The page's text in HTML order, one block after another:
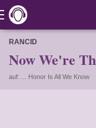
RANCID
Now We're
auf: ... Honor Is All We Know